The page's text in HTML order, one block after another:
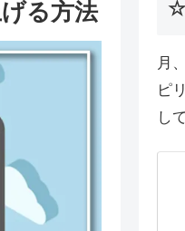
る方法 ☆
月
ピ
し